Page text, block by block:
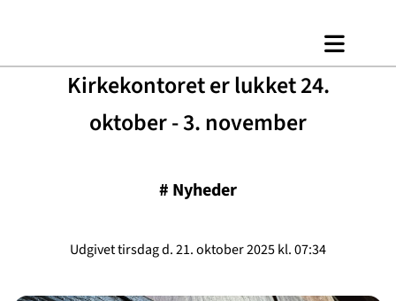
Kirkekontoret er lukket 24.
oktober - 3. november
# Nyheder
Udgivet tirsdag d. 21. oktober 2025 kl. 07:34